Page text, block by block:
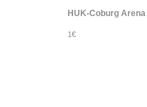
HUK-Coburg Arena
1€